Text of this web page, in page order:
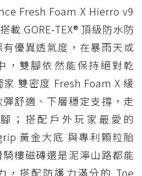
Fresh Foam X Hierro v9
載 GORE-TEX® 頂級防水防
優異透氣度，在暴雨天或
，雙腳依然能保持絕對乾
雙密度 Fresh Foam X 緩
舒適、下層穩定支撐，走
；搭配戶外玩家最愛的
黃金大底 與專利顆粒胎
樓磁磚還是泥濘山路都能
，搭配防護力滿分的 Toe